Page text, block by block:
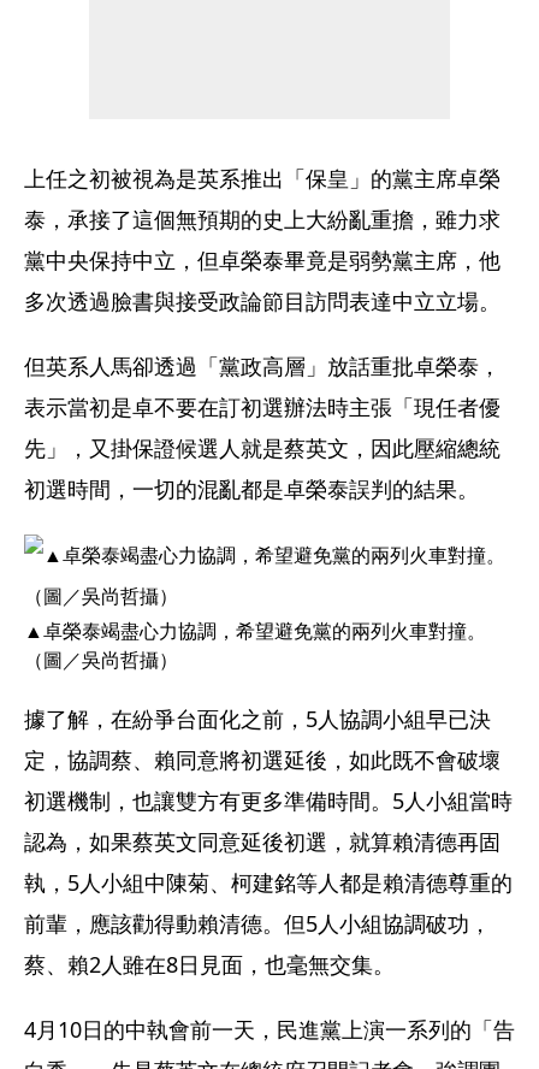
上任之初被視為是英系推出「保皇」的黨主席卓榮
泰，承接了這個無預期的史上大紛亂重擔，雖力求
黨中央保持中立，但卓榮泰畢竟是弱勢黨主席，他
多次透過臉書與接受政論節目訪問表達中立立場。
但英系人馬卻透過「黨政高層」放話重批卓榮泰，
表示當初是卓不要在訂初選辦法時主張「現任者優
先」，又掛保證候選人就是蔡英文，因此壓縮總統
初選時間，一切的混亂都是卓榮泰誤判的結果。
▲卓榮泰竭盡心力協調，希望避免黨的兩列火車對撞。
（圖／吳尚哲攝）
據了解，在紛爭台面化之前，5人協調小組早已決
定，協調蔡、賴同意將初選延後，如此既不會破壞
初選機制，也讓雙方有更多準備時間。5人小組當時
認為，如果蔡英文同意延後初選，就算賴清德再固
執，5人小組中陳菊、柯建銘等人都是賴清德尊重的
前輩，應該勸得動賴清德。但5人小組協調破功，
蔡、賴2人雖在8日見面，也毫無交集。
4月10日的中執會前一天，民進黨上演一系列的「告